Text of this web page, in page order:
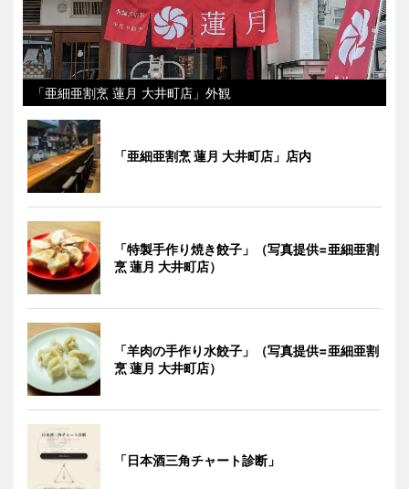
「亜細亜割烹 蓮月 大井町店」外観
「亜細亜割烹 蓮月 大井町店」店内
「特製手作り焼き餃子」（写真提供=亜細亜割
烹 蓮月 大井町店）
「羊肉の手作り水餃子」（写真提供=亜細亜割
烹 蓮月 大井町店）
「日本酒三角チャート診断」